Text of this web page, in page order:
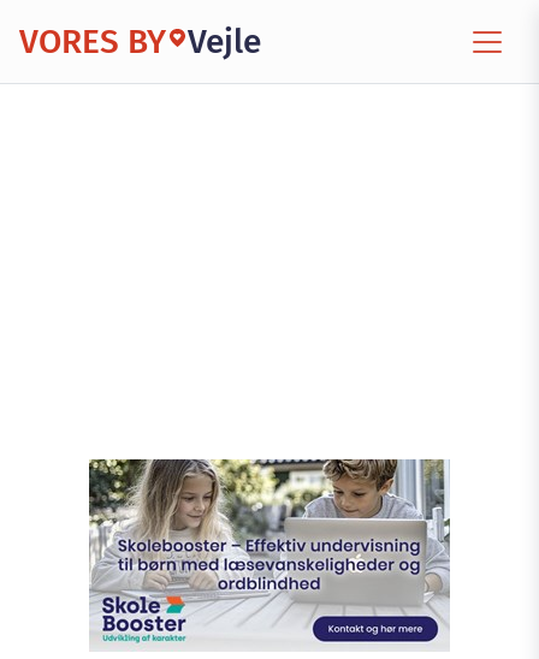
VORES BY Vejle